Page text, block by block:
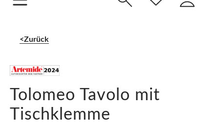
Zurück
Tolomeo Tavolo mit
Tischklemme